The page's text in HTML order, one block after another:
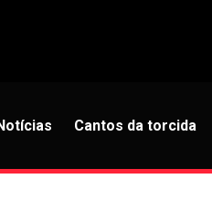
Cantos da torcida